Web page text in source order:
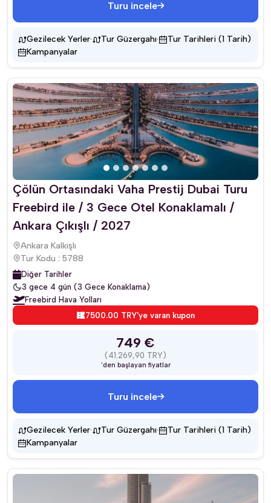
Turu incele
Gezilecek Yerler· Tur Güzergahı·
Tur Tarihleri (1 Tarih)
Kampanyalar
Çölün Ortasındaki Vaha Prestij Dubai Turu
Freebird ile / 3 Gece Otel Konaklamalı /
Ankara Çıkışlı / 2027
Ankara Kalkışlı
Tur Kodu : 5788
Diğer Tarihler
3 gece 4 gün (3 Gece Konaklama)
Freebird Hava Yolları
7500.00 TRY'ye varan kupon
749 €
(41.269,90 TRY)
'den başlayan fiyatlar
Turu incele
Gezilecek Yerler· Tur Güzergahı·
Tur Tarihleri (1 Tarih)
Kampanyalar